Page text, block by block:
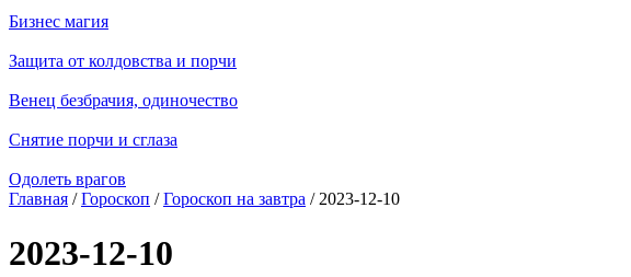
Бизнес магия
Защита от колдовства и порчи
Венец безбрачия, одиночество
Снятие порчи и сглаза
Одолеть врагов
Главная /Гороскоп /Гороскоп на завтра / 2023-12-10
2023-12-10